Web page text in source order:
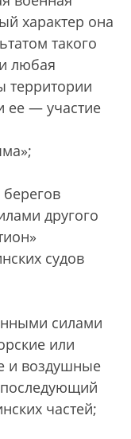
характер она
такого
любая
территории
ее — участие
другого
судов
силами
или
и воздушные
последующий
частей;